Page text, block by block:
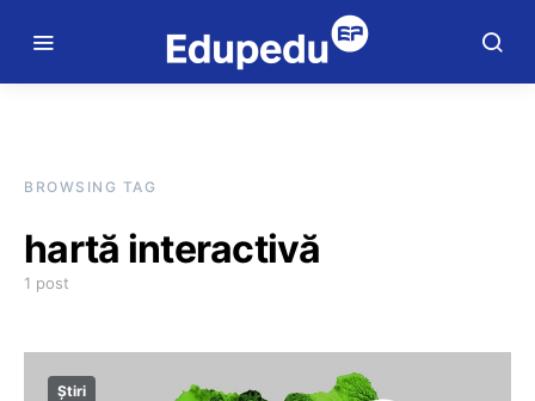
BROWSING TAG
hartă interactivă
1 post
Știri